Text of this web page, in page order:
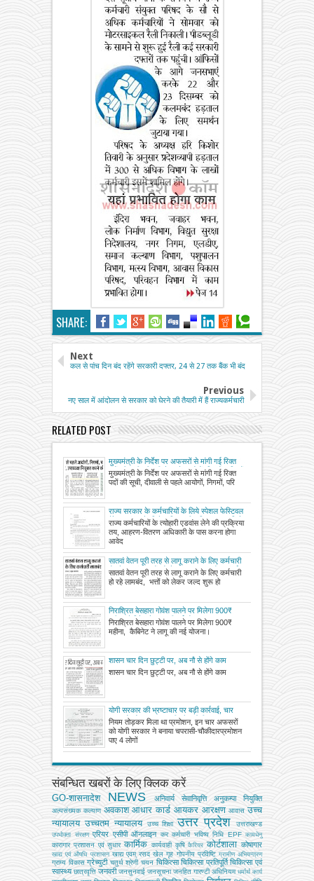
SHARE:
Next
कल से पांच दिन बंद रहेंगे सरकारी दफ्तर, 24 से 27 तक बैंक भी बंद
Previous
नए साल में आंदोलन से सरकार को घेरने की तैयारी में हैं राज्यकर्मचारी
RELATED POST
मुख्यमंत्री के निर्देश पर अफसरों से मांगी गई रिक्त
पदों की सूची, दीवाली से पहले आयोगों, निगमों, परिषदों
में अध्यक्ष, उपाध्यक्ष नियुक्त करने की तैयारी
मुख्यमंत्री के निर्देश पर अफसरों से मांगी गई रिक्त
पदों की सूची, दीवाली से पहले आयोगों, निगमों, परि
राज्य सरकार के कर्मचारियों के लिये स्‍पेशल फेस्टिवल
पैकेज एवं उसके लिये अग्रिम की सुविधा प्रदान किये
जाने की प्रक्रिया
राज्य कर्मचारियों के त्योहारी एडवांस लेने की प्रक्रिया
तय, आहरण-वितरण अधिकारी के पास करना होगा
आवेद
सातवां वेतन पूरी तरह से लागू कराने के लिए कर्मचारी
हो रहे लामबंद, भत्तों को लेकर जल्द शुरू होगा संघर्ष
सातवां वेतन पूरी तरह से लागू कराने के लिए कर्मचारी
हो रहे लामबंद, भत्तों को लेकर जल्द शुरू हो
निराश्रित बेसहारा गोवंश पालने पर मिलेगा 900₹
महीना, कैबिनेट ने लागू की नई योजना
निराश्रित बेसहारा गोवंश पालने पर मिलेगा 900₹
महीना, कैबिनेट ने लागू की नई योजना।
शासन चार दिन छुट्टी पर, अब नौ से होंगे काम
शासन चार दिन छुट्टी पर, अब नौ से होंगे काम
योगी सरकार की भ्रष्टाचार पर बड़ी कार्रवाई, चार
अफसरों को बनाया चपरासी और चौकीदार
नियम तोड़कर मिला था प्रमोशन, इन चार अफसरों
को योगी सरकार ने बनाया चपरासी-चौकीदारप्रमोशन
पाए 4 लोगों
संबन्धित खबरों के लिए क्लिक करें
GO-शासनादेश NEWS अनिवार्य सेवानिवृत्ति अनुकम्पा नियुक्ति
अल्‍पसंख्‍यक कल्‍याण अवकाश आधार कार्ड आयकर आरक्षण आवास उच्च
न्यायालय उच्चतम न्यायालय उच्‍च शिक्षा उत्तर प्रदेश उत्तराखण्ड
उपभोक्‍ता संरक्षण एरियर एसीपी ऑनलाइन कर कर्मचारी भविष्य निधि EPF कामधेनु
कारागार प्रशासन एवं सुधार कार्मिक कार्यवाही कृषि कैरियर कोर्टशाला कोषागार
खाद्य एवं औषधि प्रशासन खाद्य एवम् रसद खेल गृह गोपनीय प्रविष्टि ग्रामीण अभियन्‍त्रण
ग्राम्य विकास ग्रेच्युटी चतुर्थ श्रेणी चयन चिकित्सा चिकित्सा प्रतिपूर्ति चिकित्‍सा एवं
स्वास्थ्य छात्रवृत्ति जनवरी जनसुनवाई जनसूचना जनहित गारण्टी अधिनियम धर्मार्थ कार्य